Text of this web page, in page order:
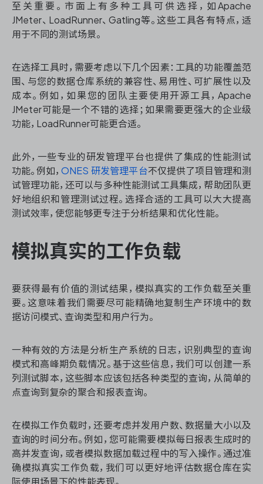
至关重要。市面上有多种工具可供选择，如Apache
JMeter、LoadRunner、Gatling等。这些工具各有特点，适
用于不同的测试场景。
在选择工具时，需要考虑以下几个因素：工具的功能覆盖范
围、与您的数据仓库系统的兼容性、易用性、可扩展性以及
成本。例如，如果您的团队主要使用开源工具，Apache
JMeter可能是一个不错的选择；如果需要更强大的企业级
功能，LoadRunner可能更合适。
此外，一些专业的研发管理平台也提供了集成的性能测试
功能。例如，ONES 研发管理平台不仅提供了项目管理和测
试管理功能，还可以与多种性能测试工具集成，帮助团队更
好地组织和管理测试过程。选择合适的工具可以大大提高
测试效率，使您能够更专注于分析结果和优化性能。
模拟真实的工作负载
要获得最有价值的测试结果，模拟真实的工作负载至关重
要。这意味着我们需要尽可能精确地复制生产环境中的数
据访问模式、查询类型和用户行为。
一种有效的方法是分析生产系统的日志，识别典型的查询
模式和高峰期负载情况。基于这些信息，我们可以创建一系
列测试脚本，这些脚本应该包括各种类型的查询，从简单的
点查询到复杂的聚合和报表查询。
在模拟工作负载时，还要考虑并发用户数、数据量大小以及
查询的时间分布。例如，您可能需要模拟每日报表生成时的
高并发查询，或者模拟数据加载过程中的写入操作。通过准
确模拟真实工作负载，我们可以更好地评估数据仓库在实
际使用场景下的性能表现。